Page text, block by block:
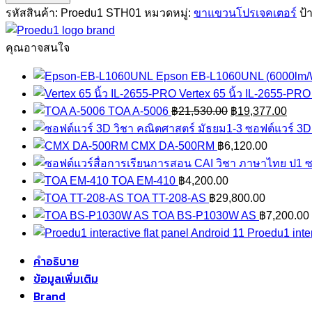
STH01
ขา
แขวน
Short
throw
ชิ้น
รหัสสินค้า: Proedu1 STH01 หมวดหมู่: ขาแขวนโปรเจคเตอร์ ป้
คุณอาจสนใจ
Epson EB-L1060UNL
Vertex 65 นิ้ว IL-2655-PRO
TOA A-5006 ฿21,530.00 Original
price
was:
฿21,530.00.
฿19,377.00
price
฿
ซอฟต์แวร์
CMX DA-500RM ฿6,120.00
TOA EM-410 ฿4,200.00
TOA TT-208-AS ฿29,800.00
TOA BS-P1030W AS ฿7,200.00
Proedu1
คำอธิบาย
ข้อมูลเพิ่มเติม
Brand